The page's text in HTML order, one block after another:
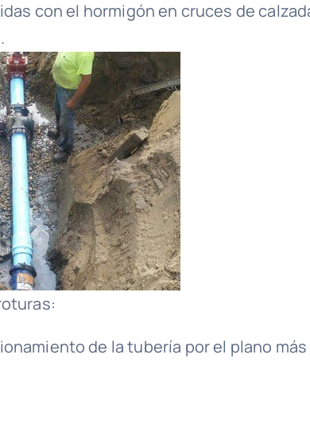
con el hormigón en cruces de
de la tubería por el plano más